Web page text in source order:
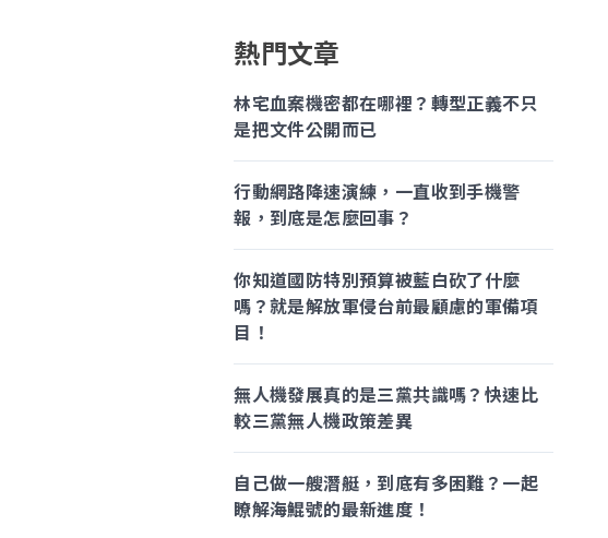
熱門文章
林宅血案機密都在哪裡？轉型正義不只
是把文件公開而已
行動網路降速演練，一直收到手機警
報，到底是怎麼回事？
你知道國防特別預算被藍白砍了什麼
嗎？就是解放軍侵台前最顧慮的軍備項
目！
無人機發展真的是三黨共識嗎？快速比
較三黨無人機政策差異
自己做一艘潛艇，到底有多困難？一起
瞭解海鯤號的最新進度！